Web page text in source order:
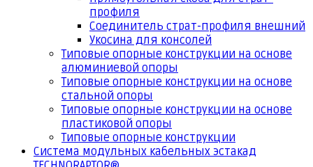
профиля
Соединитель страт-профиля внешний
Укосина для консолей
Типовые опорные конструкции на основе
алюминиевой опоры
Типовые опорные конструкции на основе
стальной опоры
Типовые опорные конструкции на основе
пластиковой опоры
Типовые опорные конструкции
Система модульных кабельных эстакад